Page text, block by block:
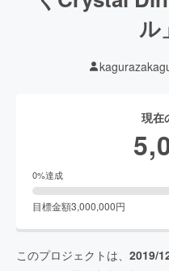
ル
現在
0%達成
目標金額3,000,000円
このプロジェクトは、 2019/